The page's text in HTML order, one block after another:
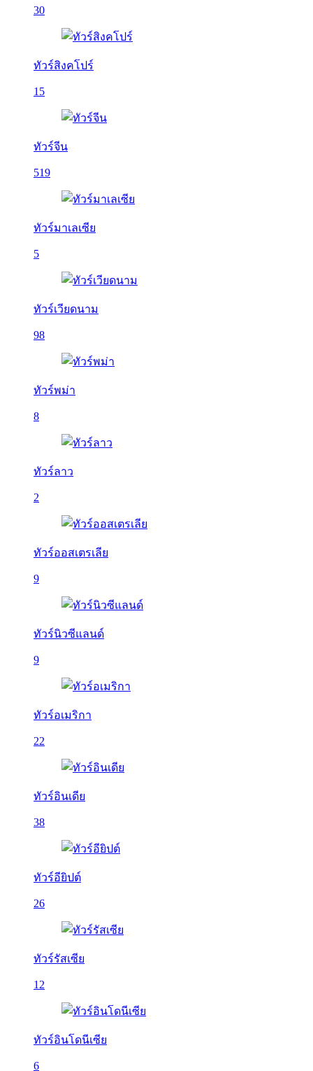
30
ทัวร์สิงคโปร์
15
ทัวร์จีน
519
ทัวร์มาเลเซีย
5
ทัวร์เวียดนาม
98
ทัวร์พม่า
8
ทัวร์ลาว
2
ทัวร์ออสเตรเลีย
9
ทัวร์นิวซีแลนด์
9
ทัวร์อเมริกา
22
ทัวร์อินเดีย
38
ทัวร์อียิปต์
26
ทัวร์รัสเซีย
12
ทัวร์อินโดนีเซีย
6